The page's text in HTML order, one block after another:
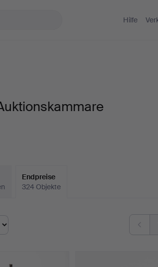
Hilfe
Endpreise
324 Objekte